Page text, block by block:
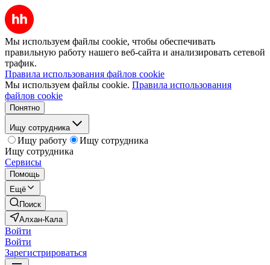
Мы используем файлы cookie, чтобы обеспечивать
правильную работу нашего веб-сайта и анализировать сетевой
трафик.
Правила использования файлов cookie
Мы используем файлы cookie. Правила использования
файлов cookie
Понятно
Ищу сотрудника
Ищу работу
Ищу сотрудника
Ищу сотрудника
Сервисы
Помощь
Ещё
Поиск
Алхан-Кала
Войти
Войти
Зарегистрироваться